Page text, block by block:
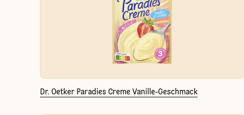
Dr. Oetker Paradies Creme Vanille-Geschmack